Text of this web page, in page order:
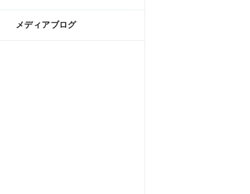
メディアブログ